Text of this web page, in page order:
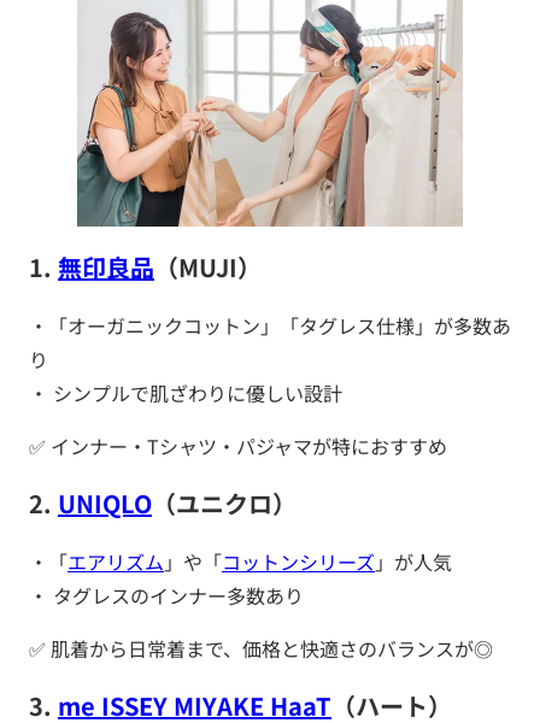
1. 無印良品 （MUJI）
・「オーガニックコットン」「タグレス仕様」が多数あ
り
・ シンプルで肌ざわりに優しい設計
✅ インナー・Tシャツ・パジャマが特におすすめ
2. UNIQLO （ユニクロ）
・「エアリズム 」や「コットンシリーズ 」が人気
・ タグレスのインナー多数あり
✅ 肌着から日常着まで、価格と快適さのバランスが◎
3. me ISSEY MIYAKE HaaT （ハート）